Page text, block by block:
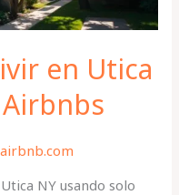
en Utica
NY usando solo